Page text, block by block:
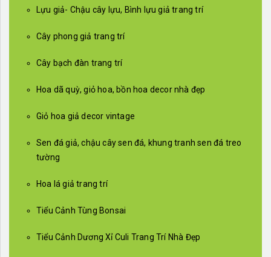
Lựu giả- Chậu cây lựu, Bình lựu giả trang trí
Cây phong giả trang trí
Cây bạch đàn trang trí
Hoa dã quỳ, giỏ hoa, bồn hoa decor nhà đẹp
Giỏ hoa giả decor vintage
Sen đá giả, chậu cây sen đá, khung tranh sen đá treo
tường
Hoa lá giả trang trí
Tiểu Cảnh Tùng Bonsai
Tiểu Cảnh Dương Xỉ Culi Trang Trí Nhà Đẹp